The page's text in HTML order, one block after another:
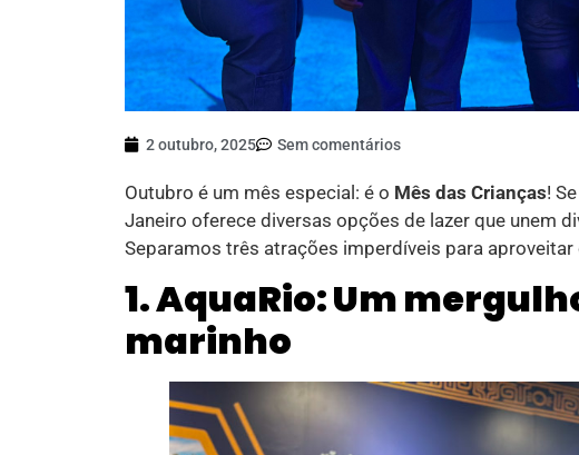
2 outubro, 2025 Sem comentários
Outubro é um mês especial: é o Mês das Crianças!
Janeiro oferece diversas opções de lazer que unem
Separamos três atrações imperdíveis para aproveitar
1. AquaRio: Um
marinho